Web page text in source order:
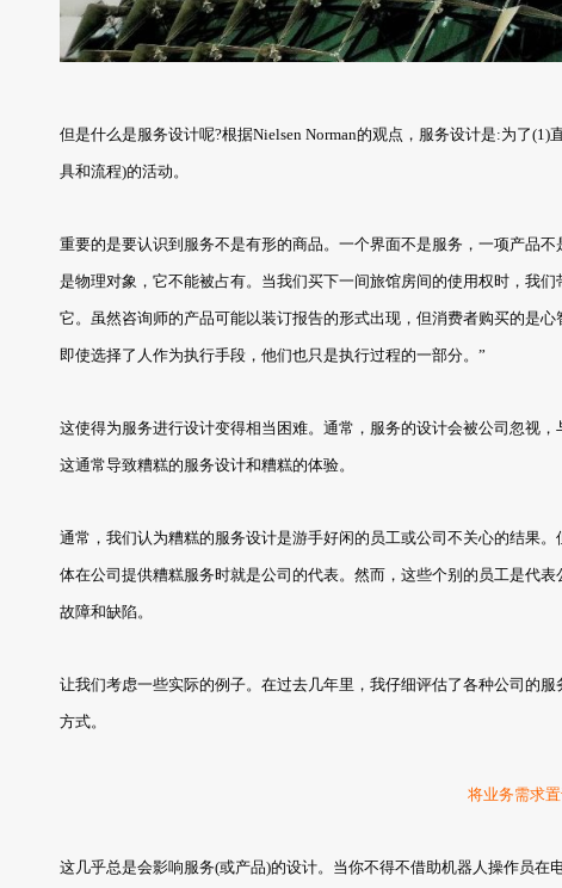
但是什么是服务设计呢?根据Nielsen Norman的观点，服务设计是:为了
具和流程)的活动。
重要的是要认识到服务不是有形的商品。一个界面不是服务，一项产品
是物理对象，它不能被占有。当我们买下一间旅馆房间的使用权时，我
它。虽然咨询师的产品可能以装订报告的形式出现，但消费者购买的是
即使选择了人作为执行手段，他们也只是执行过程的一部分。”
这使得为服务进行设计变得相当困难。通常，服务的设计会被公司忽视
这通常导致糟糕的服务设计和糟糕的体验。
通常，我们认为糟糕的服务设计是游手好闲的员工或公司不关心的结果
体在公司提供糟糕服务时就是公司的代表。然而，这些个别的员工是代
故障和缺陷。
让我们考虑一些实际的例子。在过去几年里，我仔细评估了各种公司的
方式。
将业务需求
这几乎总是会影响服务(或产品)的设计。当你不得不借助机器人操作员